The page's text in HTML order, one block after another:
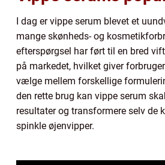
I dag er vippe serum blevet et
mange skønheds- og
efterspørgsel har ført til en bred
på markedet, hvilket giver
vælge mellem forskellige
den rette brug kan vippe serum
resultater og transformere selv de
spinkle øjenvipper.